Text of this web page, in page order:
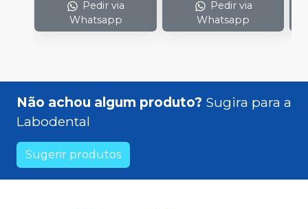
Pedir via
Whatsapp
Pedir via
Whatsapp
Não achou algum produto? Sugira para a
Labodental
Sugerir produtos